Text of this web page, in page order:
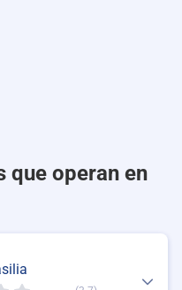
que operan en